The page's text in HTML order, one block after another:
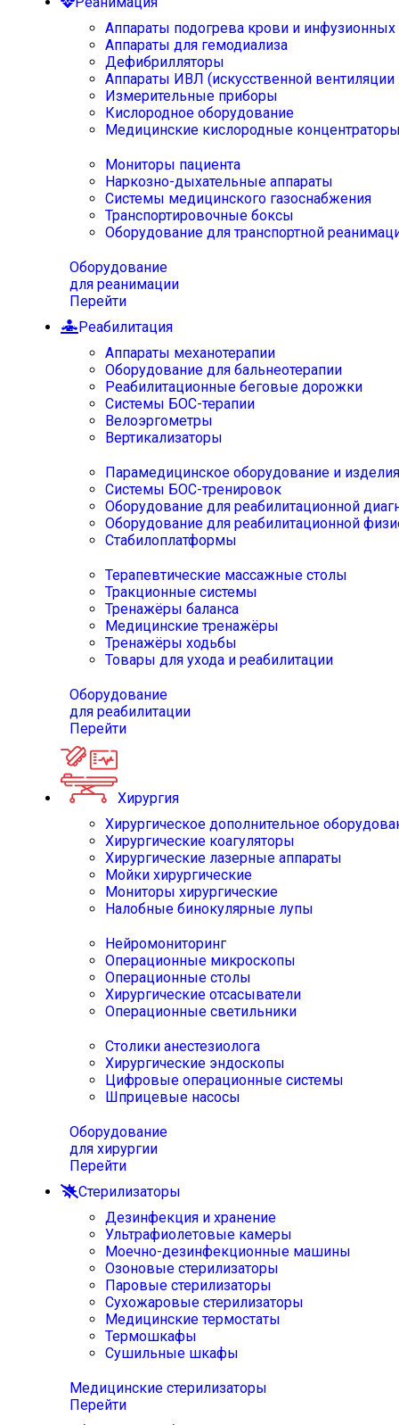
Аппараты подогрева крови и инфузионных
Аппараты для гемодиализа
Дефибрилляторы
Аппараты ИВЛ (искусственной вентиляции
Измерительные приборы
Кислородное оборудование
Медицинские кислородные
Мониторы пациента
Наркозно-дыхательные аппараты
Системы медицинского газоснабжения
Транспортировочные боксы
Оборудование для транспортной
Оборудование
для реанимации
Перейти
Реабилитация
Аппараты механотерапии
Оборудование для бальнеотерапии
Реабилитационные беговые дорожки
Системы БОС-терапии
Велоэргометры
Вертикализаторы
Парамедицинское оборудование и изделия
Системы БОС-тренировок
Оборудование для реабилитационной
Оборудование для реабилитационной
Стабилоплатформы
Терапевтические массажные столы
Тракционные системы
Тренажёры баланса
Медицинские тренажёры
Тренажёры ходьбы
Товары для ухода и реабилитации
Оборудование
для реабилитации
Перейти
Хирургия
Хирургическое дополнительное
Хирургические коагуляторы
Хирургические лазерные аппараты
Мойки хирургические
Мониторы хирургические
Налобные бинокулярные лупы
Нейромониторинг
Операционные микроскопы
Операционные столы
Хирургические отсасыватели
Операционные светильники
Столики анестезиолога
Хирургические эндоскопы
Цифровые операционные системы
Шприцевые насосы
Оборудование
для хирургии
Перейти
Стерилизаторы
Дезинфекция и хранение
Ультрафиолетовые камеры
Моечно-дезинфекционные машины
Озоновые стерилизаторы
Паровые стерилизаторы
Сухожаровые стерилизаторы
Медицинские термостаты
Термошкафы
Сушильные шкафы
Медицинские стерилизаторы
Перейти